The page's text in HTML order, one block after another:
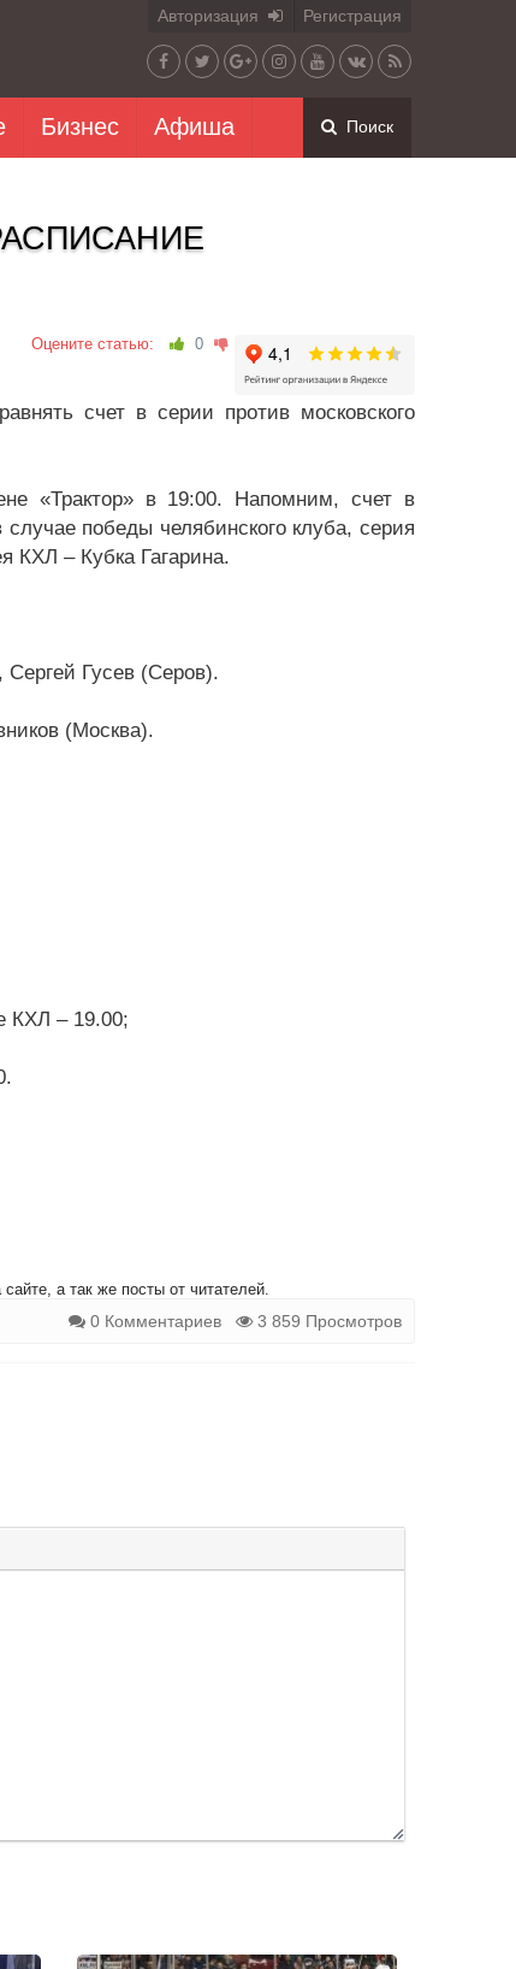
Авторизация Регистрация
Бизнес Афиша Поиск
Оцените статью: 0
счет в серии против московского
«Трактор» в 19:00. Напомним, счет в
победы челябинского клуба, серия
КХЛ – Кубка Гагарина.
Гусев (Серов).
(Москва).
КХЛ – 19.00;
а так же посты от читателей.
0 Комментариев 3 859 Просмотров